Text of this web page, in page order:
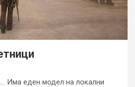
Има еден модел на локални